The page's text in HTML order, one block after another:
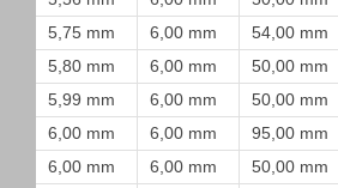
5,75 mm
6,00 mm 54,00 mm
5,80 mm
6,00 mm 50,00 mm
5,99 mm
6,00 mm 50,00 mm
6,00 mm
6,00 mm 95,00 mm
6,00 mm
6,00 mm 50,00 mm